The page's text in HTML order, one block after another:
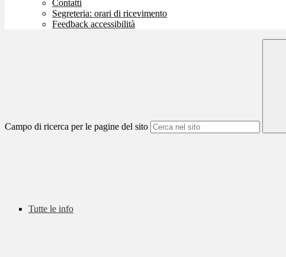
Contatti
Segreteria: orari di ricevimento
Feedback accessibilità
Campo di ricerca per le pagine del sito
Tutte le info